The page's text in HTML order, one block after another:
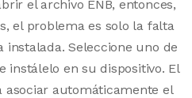
el archivo ENB, entonces,
el problema es solo la falta
instalada. Seleccione uno de
instálelo en su dispositivo. El
asociar automáticamente el